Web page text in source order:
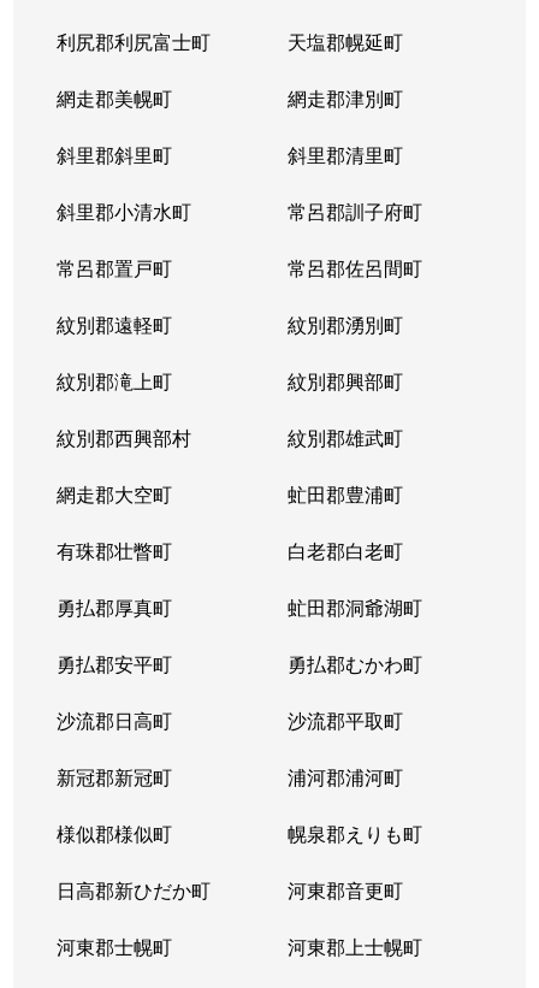
利尻郡利尻富士町 天塩郡幌延町
網走郡美幌町 網走郡津別町
斜里郡斜里町 斜里郡清里町
斜里郡小清水町 常呂郡訓子府町
常呂郡置戸町 常呂郡佐呂間町
紋別郡遠軽町 紋別郡湧別町
紋別郡滝上町 紋別郡興部町
紋別郡西興部村 紋別郡雄武町
網走郡大空町 虻田郡豊浦町
有珠郡壮瞥町 白老郡白老町
勇払郡厚真町 虻田郡洞爺湖町
勇払郡安平町 勇払郡むかわ町
沙流郡日高町 沙流郡平取町
新冠郡新冠町 浦河郡浦河町
様似郡様似町 幌泉郡えりも町
日高郡新ひだか町 河東郡音更町
河東郡士幌町 河東郡上士幌町